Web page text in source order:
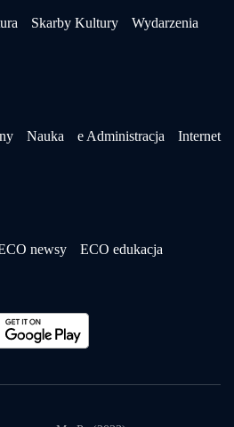
Skarby Kultury
Wydarzenia
Nauka e Administracja
Internet
newsy ECO edukacja